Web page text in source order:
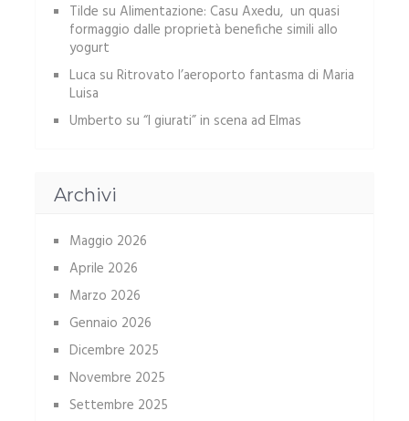
Tilde su Alimentazione: Casu Axedu, un quasi
formaggio dalle proprietà benefiche simili allo
yogurt
Luca su Ritrovato l’aeroporto fantasma di Maria
Luisa
Umberto su “I giurati” in scena ad Elmas
Archivi
Maggio 2026
Aprile 2026
Marzo 2026
Gennaio 2026
Dicembre 2025
Novembre 2025
Settembre 2025